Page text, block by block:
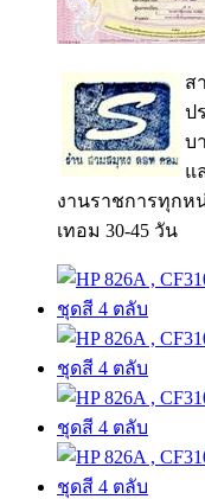
ส
ป
บ
แ
งานราชการทุกห
เทอม 30-45 วัน